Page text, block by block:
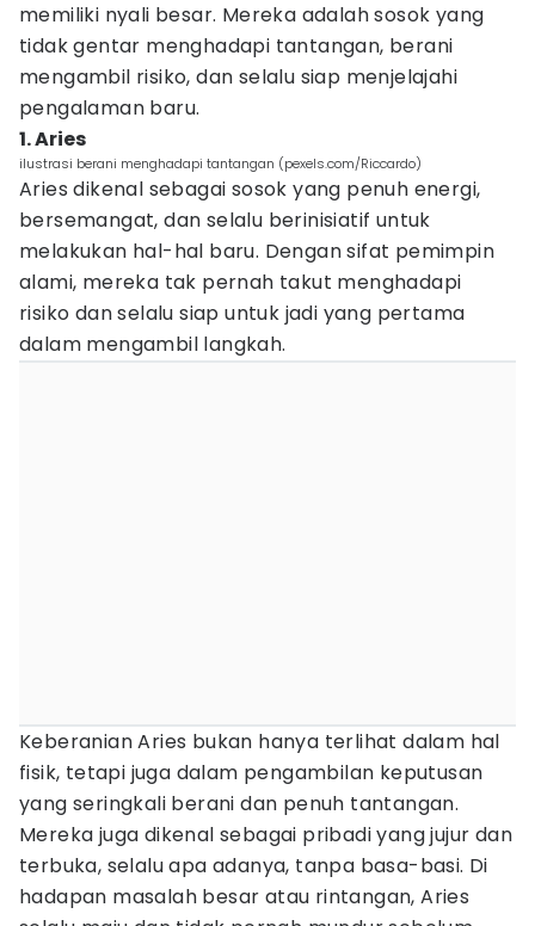
memiliki nyali besar. Mereka adalah sosok yang
tidak gentar menghadapi tantangan, berani
mengambil risiko, dan selalu siap menjelajahi
pengalaman baru.
1. Aries
ilustrasi berani menghadapi tantangan (pexels.com/Riccardo)
Aries dikenal sebagai sosok yang penuh energi,
bersemangat, dan selalu berinisiatif untuk
melakukan hal-hal baru. Dengan sifat pemimpin
alami, mereka tak pernah takut menghadapi
risiko dan selalu siap untuk jadi yang pertama
dalam mengambil langkah.
Keberanian Aries bukan hanya terlihat dalam hal
fisik, tetapi juga dalam pengambilan keputusan
yang seringkali berani dan penuh tantangan.
Mereka juga dikenal sebagai pribadi yang jujur dan
terbuka, selalu apa adanya, tanpa basa-basi. Di
hadapan masalah besar atau rintangan, Aries